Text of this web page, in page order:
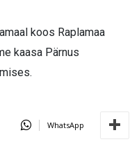
koos Raplamaa
kaasa Pärnus
WhatsApp